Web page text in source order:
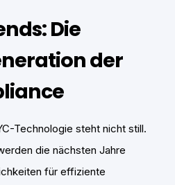
Die
der
Technologie steht nicht still.
die nächsten Jahre
für effiziente